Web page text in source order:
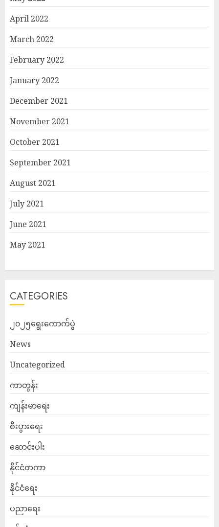
April 2022
March 2022
February 2022
January 2022
December 2021
November 2021
October 2021
September 2021
August 2021
July 2021
June 2021
May 2021
CATEGORIES
၂၀၂၅ရွေးကောက်ပွဲ
News
Uncategorized
ကာတွန်း
ကျန်းမာရေး
စီးပွားရေး
ဆောင်းပါး
နိုင်ငံတကာ
နိုင်ငံရေး
ပညာရေး